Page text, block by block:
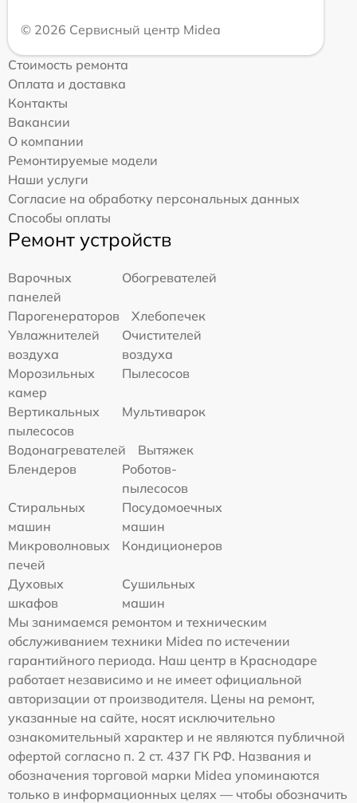
© 2026 Сервисный центр Midea
Стоимость ремонта
Оплата и доставка
Контакты
Вакансии
О компании
Ремонтируемые модели
Наши услуги
Согласие на обработку персональных данных
Способы оплаты
Ремонт устройств
Варочных
панелей
Обогревателей
Парогенераторов
Хлебопечек
Увлажнителей
воздуха
Очистителей
воздуха
Морозильных
камер
Пылесосов
Вертикальных
пылесосов
Мультиварок
Водонагревателей
Вытяжек
Блендеров
Роботов-
пылесосов
Стиральных
машин
Посудомоечных
машин
Микроволновых
печей
Кондиционеров
Духовых
шкафов
Сушильных
машин
Мы занимаемся ремонтом и техническим
обслуживанием техники Midea по истечении
гарантийного периода. Наш центр в Краснодаре
работает независимо и не имеет официальной
авторизации от производителя. Цены на ремонт,
указанные на сайте, носят исключительно
ознакомительный характер и не являются публичной
офертой согласно п. 2 ст. 437 ГК РФ. Названия и
обозначения торговой марки Midea упоминаются
только в информационных целях — чтобы обозначить